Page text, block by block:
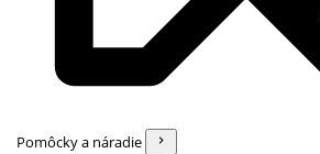
Pomôcky a náradie